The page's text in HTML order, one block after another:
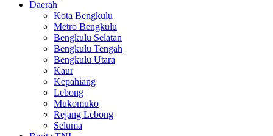
Daerah
Kota Bengkulu
Metro Bengkulu
Bengkulu Selatan
Bengkulu Tengah
Bengkulu Utara
Kaur
Kepahiang
Lebong
Mukomuko
Rejang Lebong
Seluma